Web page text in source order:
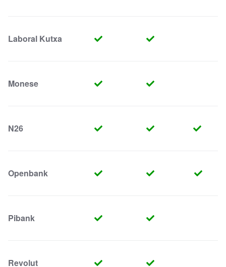
Laboral Kutxa
Monese
N26
Openbank
Pibank
Revolut